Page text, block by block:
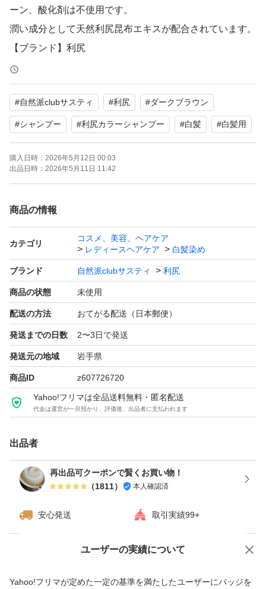
ーン、酸化剤は不使用です。
潤い成分として天然利尻昆布エキスが配合されています。
【ブランド】利尻
【商品名】利尻カラーシャンプー
【カラー】ダークブラウン
【商品の状態】未使用
【特徴】自然派・無添加、潤い成分（天然利尻昆布エキス
配合）
箱から出してポスト投函です。
#自然派clubサスティ #利尻 #ダークブラウン
#シャンプー #利尻カラーシャンプー #白髪 #白髪用
購入日時： 2026年5月12日 00:03
出品日時： 2026年5月11日 11:42
商品の情報
カテゴリ
コスメ、美容、ヘアケア
レディースヘアケア
白髪染め
ブランド 自然派clubサスティ 利尻
商品の状態 未使用
配送の方法 おてがる配送（日本郵便）
発送までの日数 2〜3日で発送
発送元の地域 岩手県
商品ID z607726720
Yahoo!フリマは全品送料無料・匿名配送
代金は運営が一旦預かり、評価後、出品者に支払われます
出品者
再出品可クーポンで賢くお買い物！
（1811） 本人確認済
安心発送 取引実績99+
ユーザーの実績について
Yahoo!フリマが定めた一定の基準を満たしたユーザーにバッジを
価格の相談 商品への質問